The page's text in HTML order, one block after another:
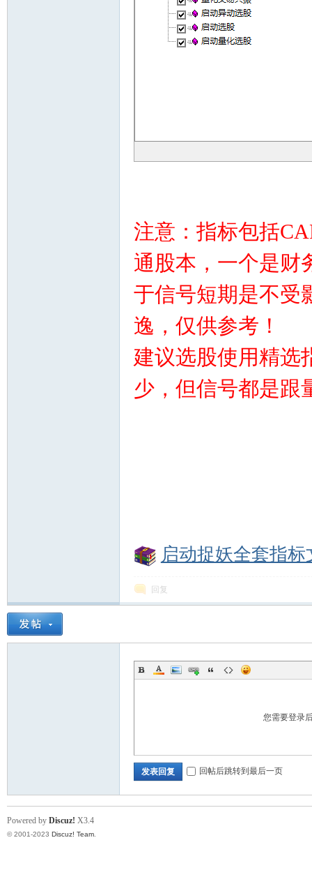
注意： 指标包括
通股本，一个是财
于信号短期是不受
逸，仅供参考！
建议选股使用精选
少，但信号都是跟
启动捉妖全套指标
回复
您需要登录
发表回复 回帖后跳转到最后一页
Powered by Discuz! X3.4
© 2001-2023 Discuz! Team.